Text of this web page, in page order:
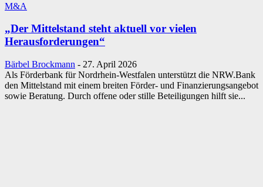
M&A
„Der Mittelstand steht aktuell vor vielen
Herausforderungen“
Bärbel Brockmann - 27. April 2026
Als Förderbank für Nordrhein-Westfalen unterstützt die NRW.Bank
den Mittelstand mit einem breiten Förder- und Finanzierungsangebot
sowie Beratung. Durch offene oder stille Beteiligungen hilft sie...